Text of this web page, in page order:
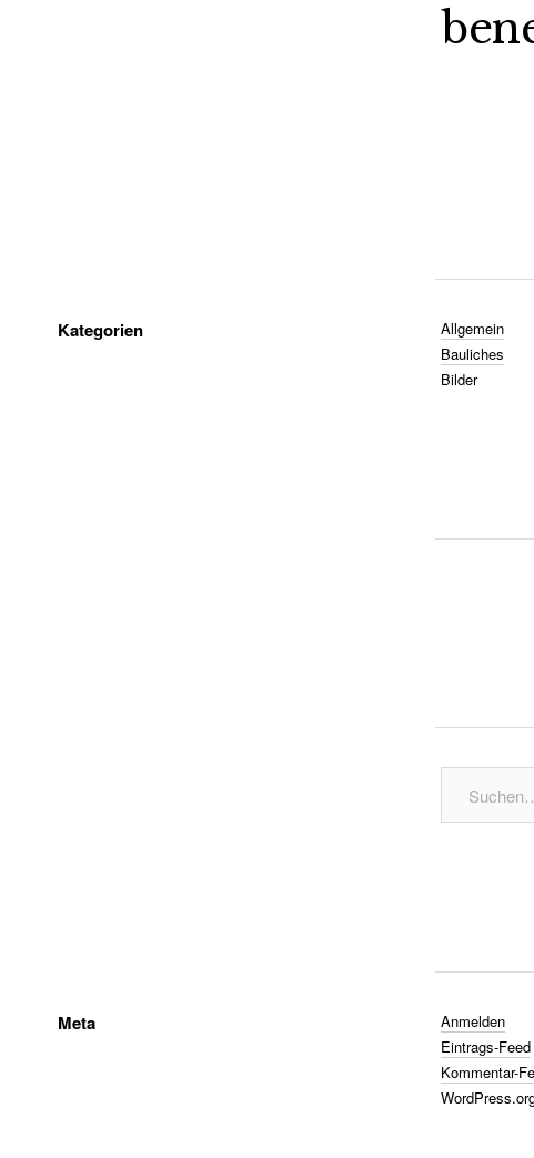
Kategorien
Allgemein
Bauliches
Bilder
Meta
Anmelden
Eintrags-Feed
Kommentar-